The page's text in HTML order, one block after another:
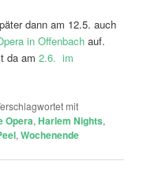
dann am 12.5. auch
in Offenbach auf.
da am2.6. im
mit
Opera,Harlem Nights,
,Wochenende